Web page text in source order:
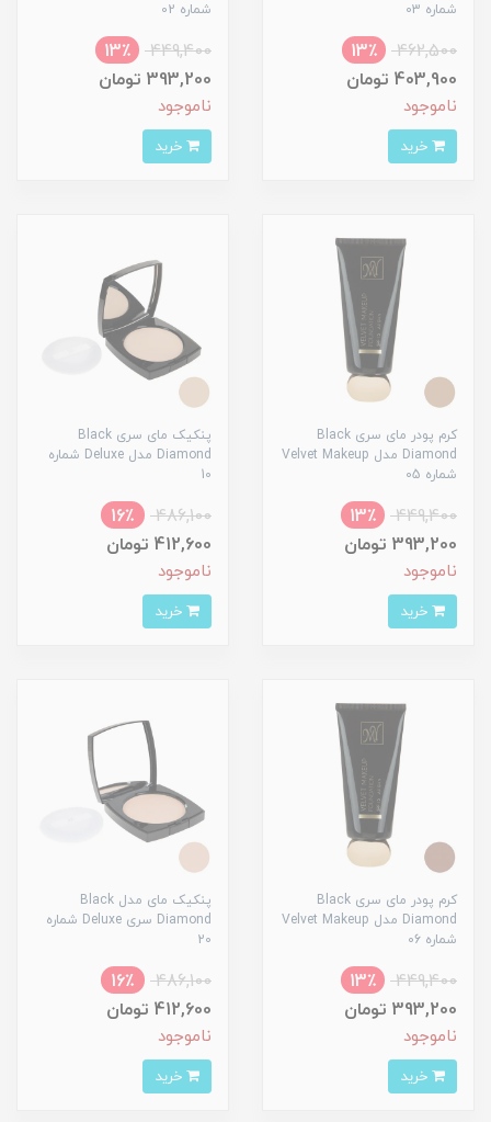
شماره 03
462,500
13٪
403,900 تومان
ناموجود
شماره 02
449,400
13٪
393,200 تومان
ناموجود
کرم پودر مای سری Black
Diamond مدل Velvet Makeup
شماره 05
449,400
13٪
393,200 تومان
ناموجود
پنکیک مای سری Black
Diamond مدل Deluxe شماره
10
486,100
16٪
412,600 تومان
ناموجود
کرم پودر مای سری Black
Diamond مدل Velvet Makeup
شماره 06
449,400
13٪
393,200 تومان
ناموجود
پنکیک مای مدل Black
Diamond سری Deluxe شماره
20
486,100
16٪
412,600 تومان
ناموجود